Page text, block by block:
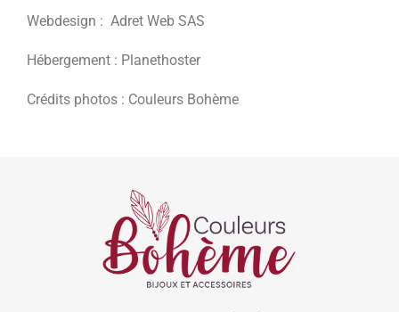
Webdesign : Adret Web SAS
Hébergement : Planethoster
Crédits photos : Couleurs Bohème